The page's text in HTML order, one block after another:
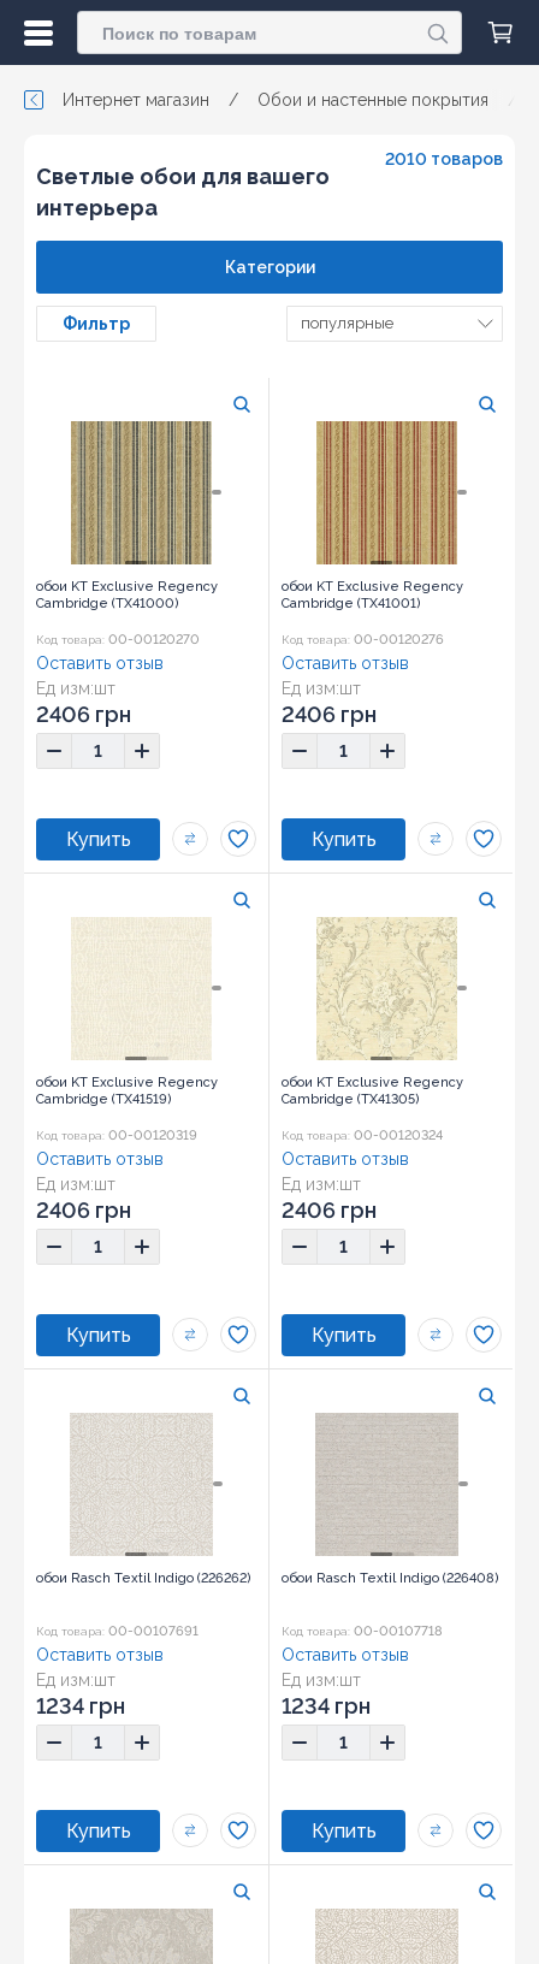
Интернет магазин / Обои и настенные покрытия
Светлые обои для вашего
интерьера
2010 товаров
Фильтр
Категории
популярные
обои KT Exclusive Regency
Cambridge (TX41000)
Код товара: 00-00120270
Ед изм:шт
Оставить отзыв
2406 грн
обои KT Exclusive Regency
Cambridge (TX41001)
Код товара: 00-00120276
Ед изм:шт
Оставить отзыв
2406 грн
обои KT Exclusive Regency
Cambridge (TX41519)
Код товара: 00-00120319
Ед изм:шт
Оставить отзыв
2406 грн
обои KT Exclusive Regency
Cambridge (TX41305)
Код товара: 00-00120324
Ед изм:шт
Оставить отзыв
2406 грн
обои Rasch Textil Indigo (226262)
Код товара: 00-00107691
Ед изм:шт
Оставить отзыв
1234 грн
обои Rasch Textil Indigo (226408)
Код товара: 00-00107718
Ед изм:шт
Оставить отзыв
1234 грн